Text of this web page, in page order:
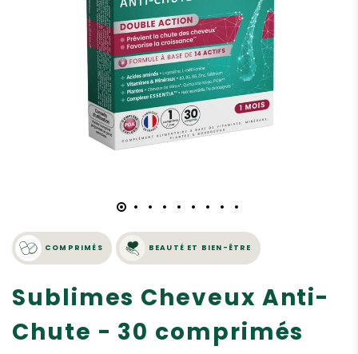
COMPRIMÉS BEAUTÉ ET BIEN-ÊTRE
Sublimes Cheveux Anti-
Chute - 30 comprimés